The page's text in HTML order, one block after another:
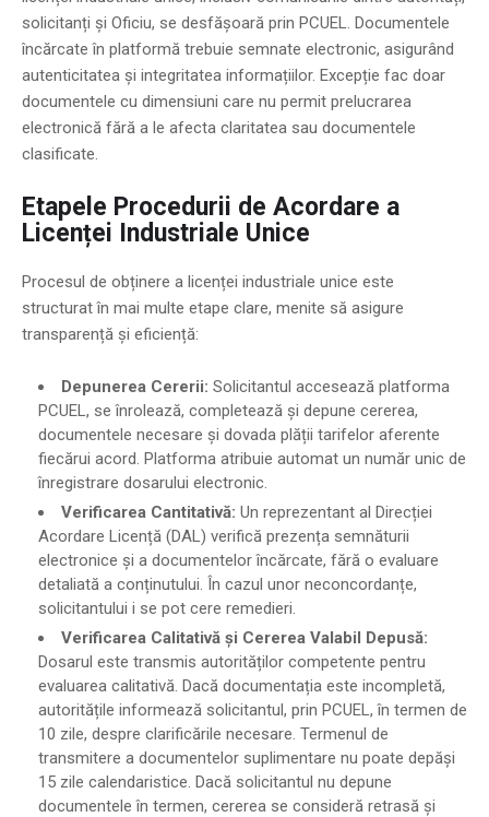
solicitanți și Oficiu, se desfășoară prin PCUEL. Documentele
încărcate în platformă trebuie semnate electronic, asigurând
autenticitatea și integritatea informațiilor. Excepție fac doar
documentele cu dimensiuni care nu permit prelucrarea
electronică fără a le afecta claritatea sau documentele
clasificate.
Etapele Procedurii de Acordare a
Licenței Industriale Unice
Procesul de obținere a licenței industriale unice este
structurat în mai multe etape clare, menite să asigure
transparență și eficiență:
Depunerea Cererii: Solicitantul accesează platforma
PCUEL, se înrolează, completează și depune cererea,
documentele necesare și dovada plății tarifelor aferente
fiecărui acord. Platforma atribuie automat un număr unic de
înregistrare dosarului electronic.
Verificarea Cantitativă: Un reprezentant al Direcției
Acordare Licență (DAL) verifică prezența semnăturii
electronice și a documentelor încărcate, fără o evaluare
detaliată a conținutului. În cazul unor neconcordanțe,
solicitantului i se pot cere remedieri.
Verificarea Calitativă și Cererea Valabil Depusă:
Dosarul este transmis autorităților competente pentru
evaluarea calitativă. Dacă documentația este incompletă,
autoritățile informează solicitantul, prin PCUEL, în termen de
10 zile, despre clarificările necesare. Termenul de
transmitere a documentelor suplimentare nu poate depăși
15 zile calendaristice. Dacă solicitantul nu depune
documentele în termen, cererea se consideră retrasă și